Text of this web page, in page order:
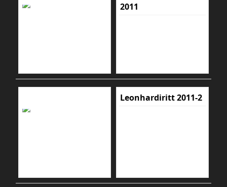
2011
Leonhardiritt 2011-2